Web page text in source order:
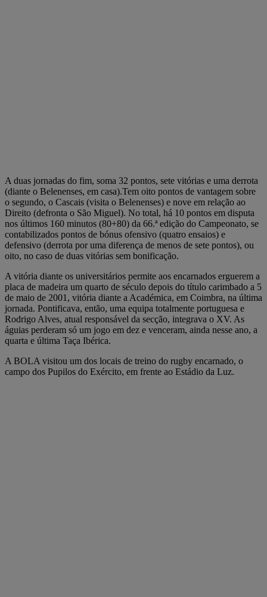
A duas jornadas do fim, soma 32 pontos, sete vitórias e uma derrota
(diante o Belenenses, em casa).Tem oito pontos de vantagem sobre
o segundo, o Cascais (visita o Belenenses) e nove em relação ao
Direito (defronta o São Miguel). No total, há 10 pontos em disputa
nos últimos 160 minutos (80+80) da 66.ª edição do Campeonato, se
contabilizados pontos de bónus ofensivo (quatro ensaios) e
defensivo (derrota por uma diferença de menos de sete pontos), ou
oito, no caso de duas vitórias sem bonificação.
A vitória diante os universitários permite aos encarnados erguerem a
placa de madeira um quarto de século depois do título carimbado a 5
de maio de 2001, vitória diante a Académica, em Coimbra, na última
jornada. Pontificava, então, uma equipa totalmente portuguesa e
Rodrigo Alves, atual responsável da secção, integrava o XV. As
águias perderam só um jogo em dez e venceram, ainda nesse ano, a
quarta e última Taça Ibérica.
A BOLA visitou um dos locais de treino do rugby encarnado, o
campo dos Pupilos do Exército, em frente ao Estádio da Luz.